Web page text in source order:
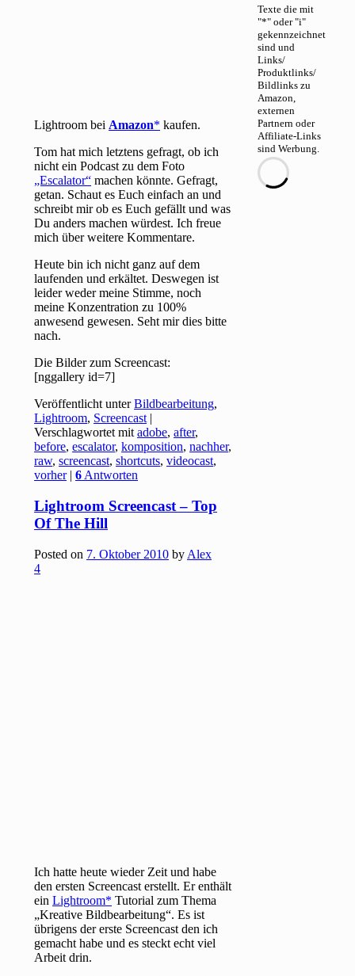
Lightroom beiAmazon
kaufen.
Tom hat mich letztens gefragt, ob ich
nicht ein Podcast zu dem Foto
„Escalator“ machen könnte. Gefragt,
getan. Schaut es Euch einfach an und
schreibt mir ob es Euch gefällt und was
Du anders machen würdest. Ich freue
mich über weitere Kommentare.
Heute bin ich nicht ganz auf dem
laufenden und erkältet. Deswegen ist
leider weder meine Stimme, noch
meine Konzentration zu 100%
anwesend gewesen. Seht mir dies bitte
nach.
Die Bilder zum Screencast:
[nggallery id=7]
Veröffentlicht unter Bildbearbeitung,
Lightroom, Screencast |
Verschlagwortet mit adobe,after,
before,escalator,komposition,nachher,
raw,screencast,shortcuts,videocast,
vorher |6Antworten
Lightroom Screencast – Top
Of The Hill
Posted on 7. Oktober 2010 by Alex
4
Ich hatte heute wieder Zeit und habe
den ersten Screencast erstellt. Er enthält
einLightroom
Tutorial zum Thema
„Kreative Bildbearbeitung“. Es ist
übrigens der erste Screencast den ich
gemacht habe und es steckt echt viel
Arbeit drin.
Texte die mit
"*" oder "i"
gekennzeichnet
sind und
Links/
Produktlinks/
Bildlinks zu
Amazon,
externen
Partnern oder
Affiliate-Links
sind Werbung.